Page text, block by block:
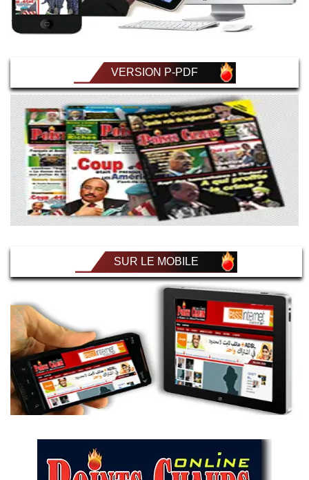
VERSION P-PDF
SUR LE MOBILE